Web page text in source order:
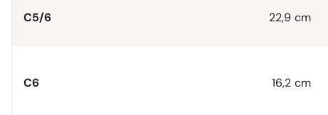
C5/6 22,9 cm
C6 16,2 cm